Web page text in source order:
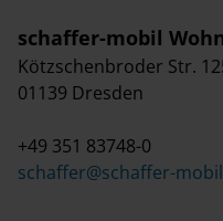
schaffer-mobil
Kötzschenbroder Str.
01139 Dresden
+49 351 83748-0
schaffer@schaffer-